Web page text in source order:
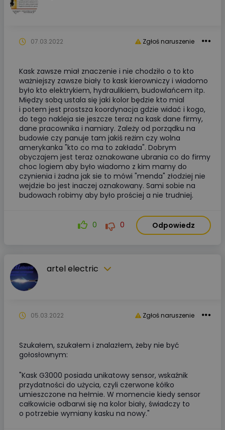
Zgłoś naruszenie
07.03.2022
Kask zawsze miał znaczenie i nie chodziło o to kto
ważniejszy zawsze biały to kask kierowniczy i wiadomo
było kto elektrykiem, hydraulikiem, budowlańcem itp.
Między sobą ustala się jaki kolor będzie kto mial
i potem jest prostsza koordynacja gdzie widać i kogo,
do tego nakleja sie jeszcze teraz na kask dane firmy,
dane pracownika i namiary. Zależy od porządku na
budowie czy panuje tam jakiś reżim czy wolna
amerykanka "kto co ma to zakłada". Dobrym
obyczajem jest teraz oznakowane ubrania co do firmy
choc logiem aby było wiadomo z kim mamy do
czynienia i żadna jak sie to mówi "menda" złodziej nie
wejdzie bo jest inaczej oznakowany. Sami sobie na
budowach robimy aby było prościej a nie trudniej.
0 0 Odpowiedz
artel electric
Zgłoś naruszenie
05.03.2022
Szukałem, szukałem i znalazłem, żeby nie być
gołosłownym:
"Kask G3000 posiada unikatowy sensor, wskaźnik
przydatności do użycia, czyli czerwone kółko
umieszczone na hełmie. W momencie kiedy sensor
całkowicie odbarwi się na kolor biały, świadczy to
o potrzebie wymiany kasku na nowy."